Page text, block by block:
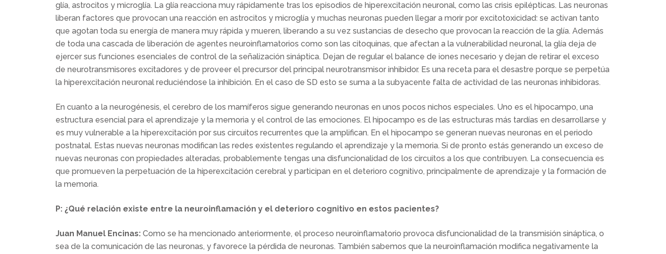
glía, astrocitos y microglía. La glía reacciona muy rápidamente tras los episodios de hiperexcitación neuronal, como las crisis epilépticas. Las neuronas
liberan factores que provocan una reacción en astrocitos y microglía y muchas neuronas pueden llegar a morir por excitotoxicidad: se activan tanto
que agotan toda su energía de manera muy rápida y mueren, liberando a su vez sustancias de desecho que provocan la reacción de la glía. Además
de toda una cascada de liberación de agentes neuroinflamatorios como son las citoquinas, que afectan a la vulnerabilidad neuronal, la glía deja de
ejercer sus funciones esenciales de control de la señalización sináptica. Dejan de regular el balance de iones necesario y dejan de retirar el exceso
de neurotransmisores excitadores y de proveer el precursor del principal neurotransmisor inhibidor. Es una receta para el desastre porque se perpetúa
la hiperexcitación neuronal reduciéndose la inhibición. En el caso de SD esto se suma a la subyacente falta de actividad de las neuronas inhibidoras.
En cuanto a la neurogénesis, el cerebro de los mamíferos sigue generando neuronas en unos pocos nichos especiales. Uno es el hipocampo, una
estructura esencial para el aprendizaje y la memoria y el control de las emociones. El hipocampo es de las estructuras más tardías en desarrollarse y
es muy vulnerable a la hiperexcitación por sus circuitos recurrentes que la amplifican. En el hipocampo se generan nuevas neuronas en el periodo
postnatal. Estas nuevas neuronas modifican las redes existentes regulando el aprendizaje y la memoria. Si de pronto estás generando un exceso de
nuevas neuronas con propiedades alteradas, probablemente tengas una disfuncionalidad de los circuitos a los que contribuyen. La consecuencia es
que promueven la perpetuación de la hiperexcitación cerebral y participan en el deterioro cognitivo, principalmente de aprendizaje y la formación de
la memoria.
P: ¿Qué relación existe entre la neuroinflamación y el deterioro cognitivo en estos pacientes?
Juan Manuel Encinas: Como se ha mencionado anteriormente, el proceso neuroinflamatorio provoca disfuncionalidad de la transmisión sináptica, o
sea de la comunicación de las neuronas, y favorece la pérdida de neuronas. También sabemos que la neuroinflamación modifica negativamente la